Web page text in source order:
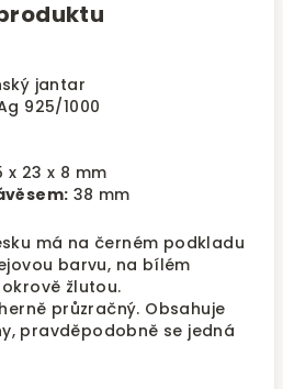
jantar
925/1000
x 23 x 8 mm
38 mm
má na černém podkladu
barvu, na bílém
žlutou.
průzračný. Obsahuje
pravděpodobně se jedná